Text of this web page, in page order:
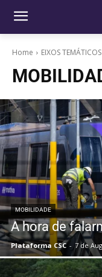
Home EIXOS TEMÁTICOS
MOBILIDADE
A hora de
Plataforma CSC - 7 de